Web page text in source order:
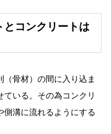
とコンクリートは
骨材）の間に入り込ま
いる。その為コンクリ
側溝に流れるようにする